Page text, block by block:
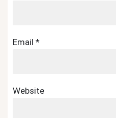
Email *
Website